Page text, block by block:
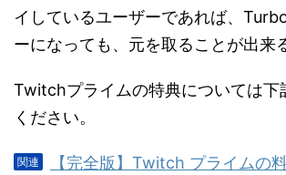
イしているユーザーであれば、
ーになっても、元を取ることが出来
Twitchプライムの特典については下
ください。
【完全版】Twitch プライムの